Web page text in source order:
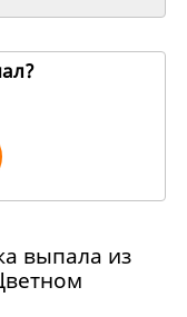
выпала из